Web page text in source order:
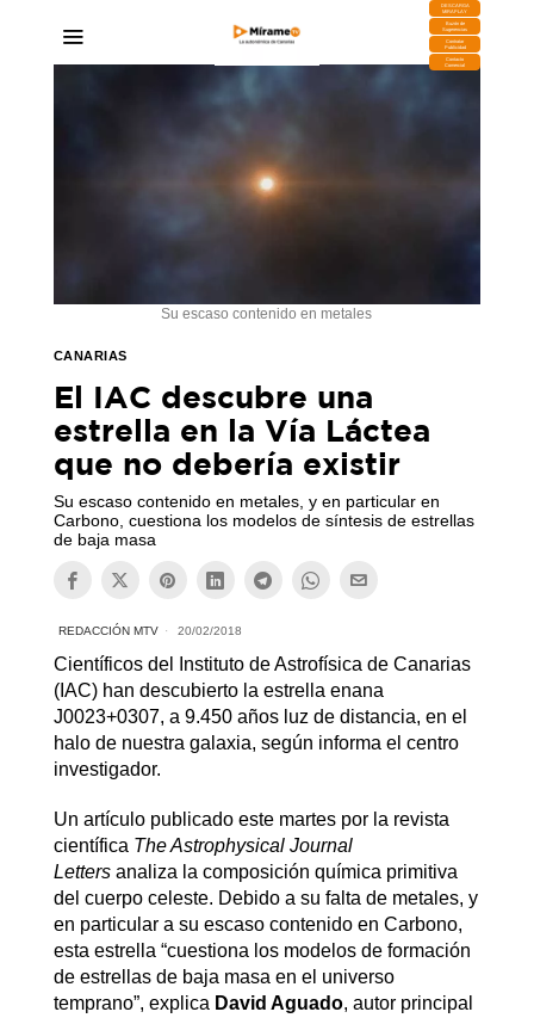
DESCARGA
MIRAPLAY
Buzón de
Sugerencias
Contratar
Publicidad
Contacto
Comercial
Su escaso contenido en metales
CANARIAS
El IAC descubre una
estrella en la Vía Láctea
que no debería existir
Su escaso contenido en metales, y en particular en
Carbono, cuestiona los modelos de síntesis de estrellas
de baja masa
REDACCIÓN MTV 20/02/2018
Científicos del Instituto de Astrofísica de Canarias
(IAC) han descubierto la estrella enana
J0023+0307, a 9.450 años luz de distancia, en el
halo de nuestra galaxia, según informa el centro
investigador.
Un artículo publicado este martes por la revista
científica The Astrophysical Journal
Lettersanaliza la composición química primitiva
del cuerpo celeste. Debido a su falta de metales, y
en particular a su escaso contenido en Carbono,
esta estrella “cuestiona los modelos de formación
de estrellas de baja masa en el universo
temprano”, explica David Aguado, autor principal